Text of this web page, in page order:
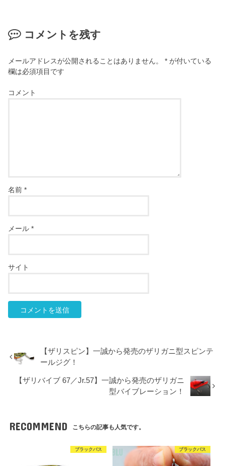
コメントを残す
メールアドレスが公開されることはありません。 * が付いている
欄は必須項目です
コメント
名前*
メール*
サイト
【ザリスピン】一誠から発売のザリガニ型スピンテ
ールジグ！
【ザリバイブ 67／Jr.57】一誠から発売のザリガニ
型バイブレーション！
RECOMMEND こちらの記事も人気です。
ブラックバス ブラックバス